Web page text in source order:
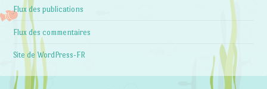
Flux des publications
Flux des commentaires
Site de WordPress-FR